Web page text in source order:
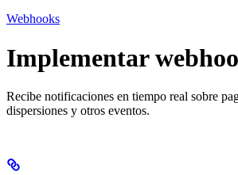
Webhooks
Implementar
Recibe notificaciones en tiempo real sobre
dispersiones y otros eventos.